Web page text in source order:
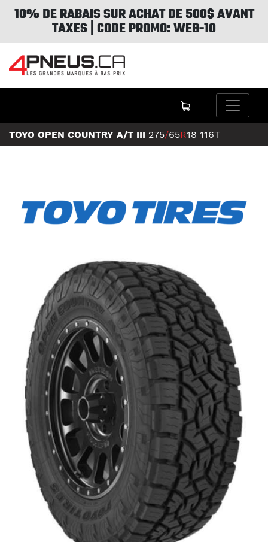
10% DE RABAIS SUR ACHAT DE 500$ AVANT
TAXES | CODE PROMO: WEB-10
TOYO OPEN COUNTRY A/T III 275/65R18 116T